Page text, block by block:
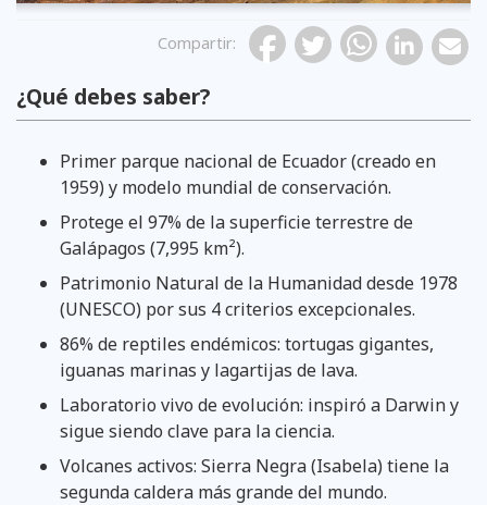
Compartir:
¿Qué debes saber?
Primer parque nacional de Ecuador (creado en
1959) y modelo mundial de conservación.
Protege el 97% de la superficie terrestre de
Galápagos (7,995 km²).
Patrimonio Natural de la Humanidad desde 1978
(UNESCO) por sus 4 criterios excepcionales.
86% de reptiles endémicos: tortugas gigantes,
iguanas marinas y lagartijas de lava.
Laboratorio vivo de evolución: inspiró a Darwin y
sigue siendo clave para la ciencia.
Volcanes activos: Sierra Negra (Isabela) tiene la
segunda caldera más grande del mundo.